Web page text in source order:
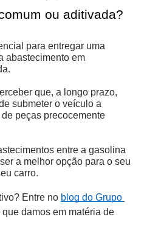
ou aditivada?
para entregar uma
abastecimento em
que, a longo prazo,
submeter o veículo a
peças precocemente
entre a gasolina
a melhor opção para o seu
carro.
Entre no blog do Grupo
damos em matéria de